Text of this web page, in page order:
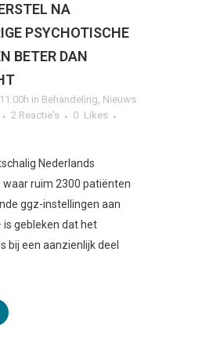
NA
PSYCHOTISCHE
BETER DAN
in Behandeling, Nieuws
2 Reactie's 0 Likes
Nederlands
ruim 2300 patiënten
ggz-instellingen aan
gebleken dat het
bij een aanzienlijk deel